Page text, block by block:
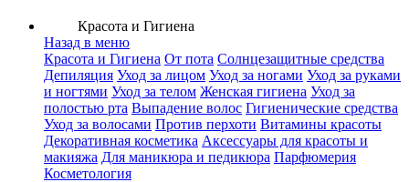
Красота и Гигиена
Назад в меню
Красота и Гигиена От пота Солнцезащитные средства
Депиляция Уход за лицом Уход за ногами Уход за руками
и ногтями Уход за телом Женская гигиена Уход за
полостью рта Выпадение волос Гигиенические средства
Уход за волосами Против перхоти Витамины красоты
Декоративная косметика Аксессуары для красоты и
макияжа Для маникюра и педикюра Парфюмерия
Косметология